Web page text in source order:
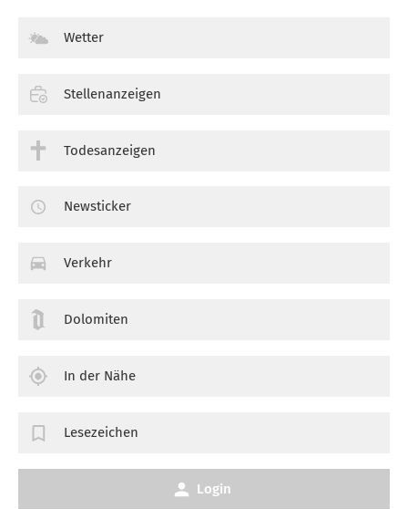
Wetter
Stellenanzeigen
Todesanzeigen
Newsticker
Verkehr
Dolomiten
In der Nähe
Lesezeichen
Login